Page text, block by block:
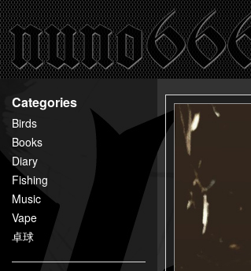
百
鬼
夜
行
Categories
Birds
Books
Diary
Fishing
Music
Vape
卓球